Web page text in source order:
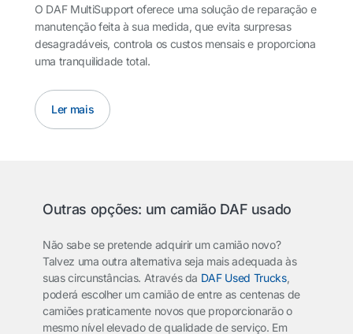
O DAF MultiSupport oferece uma solução de reparação e
manutenção feita à sua medida, que evita surpresas
desagradáveis, controla os custos mensais e proporciona
uma tranquilidade total.
Ler mais
Outras opções: um camião DAF usado
Não sabe se pretende adquirir um camião novo?
Talvez uma outra alternativa seja mais adequada às
suas circunstâncias. Através da DAF Used Trucks,
poderá escolher um camião de entre as centenas de
camiões praticamente novos que proporcionarão o
mesmo nível elevado de qualidade de serviço. Em